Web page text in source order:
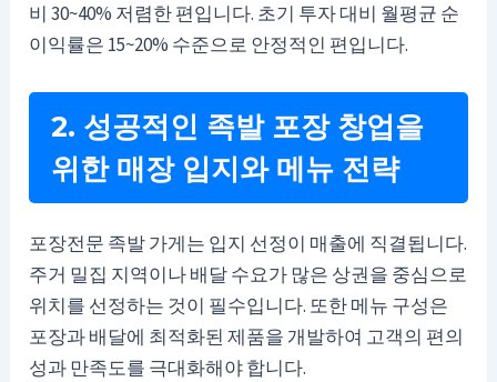
비 30~40% 저렴한 편입니다. 초기 투자 대비 월평균 순
이익률은 15~20% 수준으로 안정적인 편입니다.
2. 성공적인 족발 포장 창업을
위한 매장 입지와 메뉴 전략
포장전문 족발 가게는 입지 선정이 매출에 직결됩니다.
주거 밀집 지역이나 배달 수요가 많은 상권을 중심으로
위치를 선정하는 것이 필수입니다. 또한 메뉴 구성은
포장과 배달에 최적화된 제품을 개발하여 고객의 편의
성과 만족도를 극대화해야 합니다.